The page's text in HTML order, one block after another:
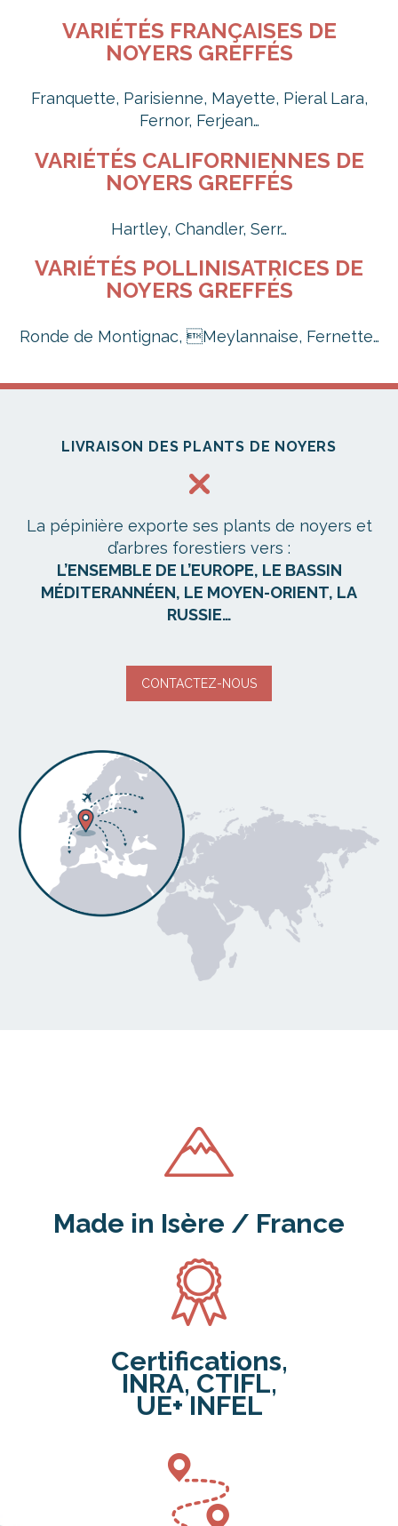
VARIÉTÉS FRANÇAISES DE
NOYERS GREFFÉS
Franquette, Parisienne, Mayette, Pieral Lara,
Fernor, Ferjean…
VARIÉTÉS CALIFORNIENNES DE
NOYERS GREFFÉS
Hartley, Chandler, Serr…
VARIÉTÉS POLLINISATRICES DE
NOYERS GREFFÉS
Ronde de Montignac, Meylannaise, Fernette…
LIVRAISON DES PLANTS DE NOYERS
La pépinière exporte ses plants de noyers et
d’arbres forestiers vers :
L’ENSEMBLE DE L’EUROPE, LE BASSIN
MÉDITERANNÉEN, LE MOYEN-ORIENT, LA
RUSSIE…
CONTACTEZ-NOUS
Made in Isère / France
Certifications,
INRA, CTIFL,
UE+ INFEL